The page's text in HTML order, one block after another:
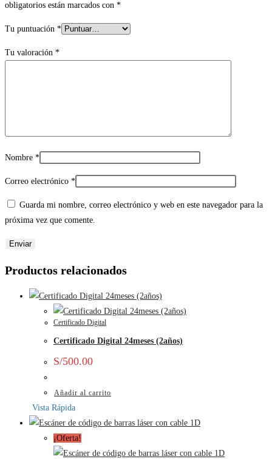
obligatorios están marcados con *
Tu puntuación *
Tu valoración *
Nombre *
Correo electrónico *
Guarda mi nombre, correo electrónico y web en este navegador para la
próxima vez que comente.
Productos relacionados
Certificado Digital
Certificado Digital 24meses (2años)
S/500.00
Añadir al carrito
Vista Rápida
¡Oferta!